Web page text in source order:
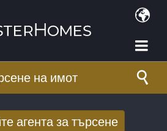
на имот
агента за търсене